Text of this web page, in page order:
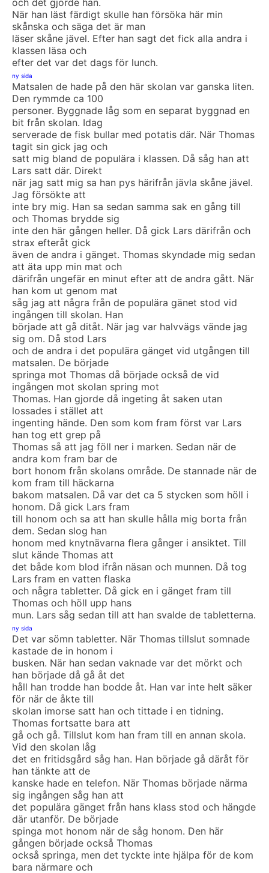
och det gjorde han.
När han läst färdigt skulle han försöka här min
skånska och säga det är man
läser skåne jävel. Efter han sagt det fick alla andra i
klassen läsa och
efter det var det dags för lunch.
ny sida
Matsalen de hade på den här skolan var ganska liten.
Den rymmde ca 100
personer. Byggnade låg som en separat byggnad en
bit från skolan. Idag
serverade de fisk bullar med potatis där. När Thomas
tagit sin gick jag och
satt mig bland de populära i klassen. Då såg han att
Lars satt där. Direkt
när jag satt mig sa han pys härifrån jävla skåne jävel.
Jag försökte att
inte bry mig. Han sa sedan samma sak en gång till
och Thomas brydde sig
inte den här gången heller. Då gick Lars därifrån och
strax efteråt gick
även de andra i gänget. Thomas skyndade mig sedan
att äta upp min mat och
därifrån ungefär en minut efter att de andra gått. När
han kom ut genom mat
såg jag att några från de populära gänet stod vid
ingången till skolan. Han
började att gå ditåt. När jag var halvvägs vände jag
sig om. Då stod Lars
och de andra i det populära gänget vid utgången till
matsalen. De började
springa mot Thomas då började också de vid
ingången mot skolan spring mot
Thomas. Han gjorde då ingeting åt saken utan
lossades i stället att
ingenting hände. Den som kom fram först var Lars
han tog ett grep på
Thomas så att jag föll ner i marken. Sedan när de
andra kom fram bar de
bort honom från skolans område. De stannade när de
kom fram till häckarna
bakom matsalen. Då var det ca 5 stycken som höll i
honom. Då gick Lars fram
till honom och sa att han skulle hålla mig borta från
dem. Sedan slog han
honom med knytnävarna flera gånger i ansiktet. Till
slut kände Thomas att
det både kom blod ifrån näsan och munnen. Då tog
Lars fram en vatten flaska
och några tabletter. Då gick en i gänget fram till
Thomas och höll upp hans
mun. Lars såg sedan till att han svalde de tabletterna.
ny sida
Det var sömn tabletter. När Thomas tillslut somnade
kastade de in honom i
busken. När han sedan vaknade var det mörkt och
han började då gå åt det
håll han trodde han bodde åt. Han var inte helt säker
för när de åkte till
skolan imorse satt han och tittade i en tidning.
Thomas fortsatte bara att
gå och gå. Tillslut kom han fram till en annan skola.
Vid den skolan låg
det en fritidsgård såg han. Han började gå däråt för
han tänkte att de
kanske hade en telefon. När Thomas började närma
sig ingången såg han att
det populära gänget från hans klass stod och hängde
där utanför. De började
spinga mot honom när de såg honom. Den här
gången började också Thomas
också springa, men det tyckte inte hjälpa för de kom
bara närmare och